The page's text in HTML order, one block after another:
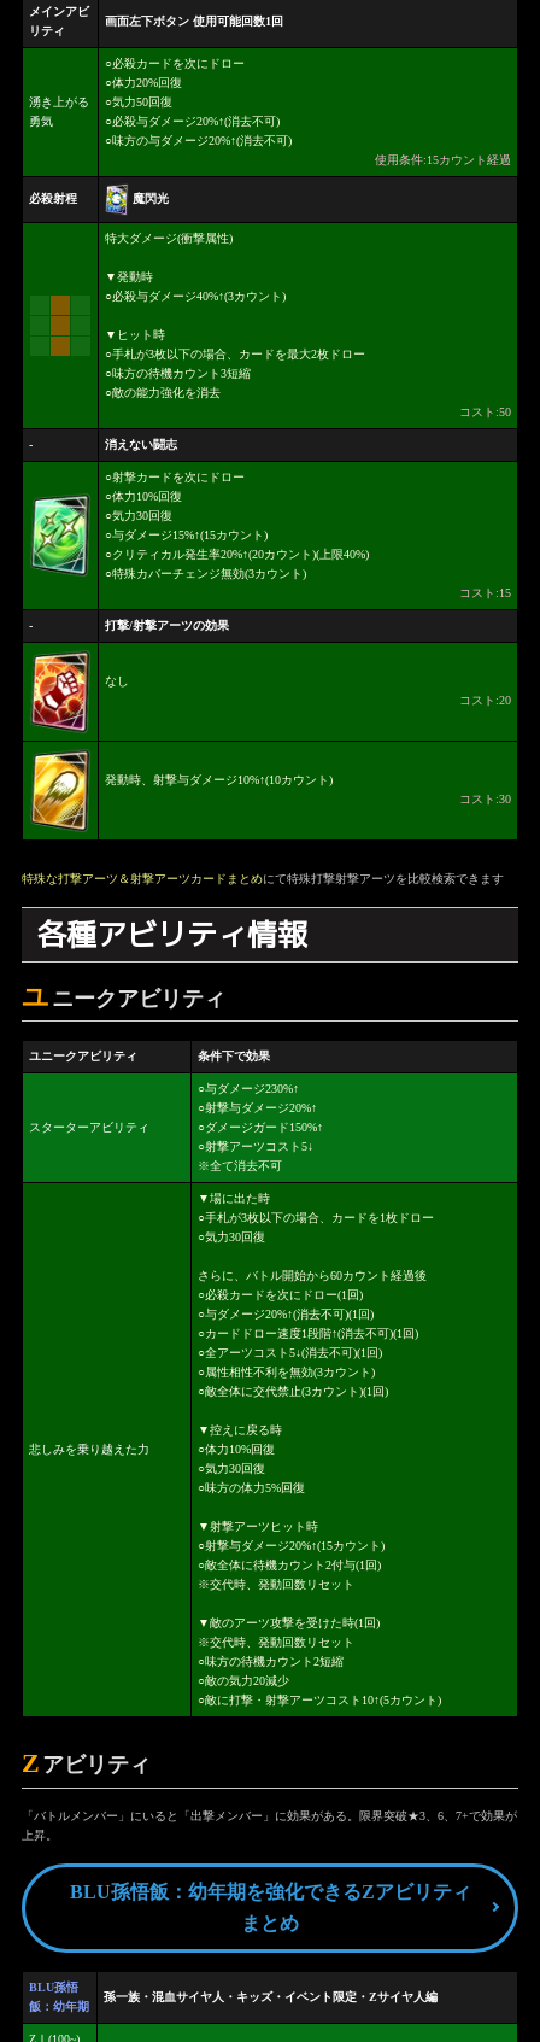
メインアビ
リティ
画面左下ボタン 使用可能回数1回
湧き上がる
勇気
○必殺カードを次にドロー
○体力20%回復
○気力50回復
○必殺与ダメージ20%↑(消去不可)
○味方の与ダメージ20%↑(消去不可)
使用条件:15カウント経過
必殺射程 魔閃光
特大ダメージ(衝撃属性)
▼発動時
○必殺与ダメージ40%↑(3カウント)
▼ヒット時
○手札が3枚以下の場合、カードを最大2枚ドロー
○味方の待機カウント3短縮
○敵の能力強化を消去
コスト:50
- 消えない闘志
○射撃カードを次にドロー
○体力10%回復
○気力30回復
○与ダメージ15%↑(15カウント)
○クリティカル発生率20%↑(20カウント)(上限40%)
○特殊カバーチェンジ無効(3カウント)
コスト:15
- 打撃/射撃アーツの効果
なし
コスト:20
発動時、射撃与ダメージ10%↑(10カウント)
コスト:30
特殊な打撃アーツ＆射撃アーツカードまとめにて特殊打撃射撃アーツを比較検索できます
各種アビリティ情報
ユ ニークアビリティ
ユニークアビリティ 条件下で効果
スターターアビリティ
○与ダメージ230%↑
○射撃与ダメージ20%↑
○ダメージガード150%↑
○射撃アーツコスト5↓
※全て消去不可
悲しみを乗り越えた力
▼場に出た時
○手札が3枚以下の場合、カードを1枚ドロー
○気力30回復
さらに、バトル開始から60カウント経過後
○必殺カードを次にドロー(1回)
○与ダメージ20%↑(消去不可)(1回)
○カードドロー速度1段階↑(消去不可)(1回)
○全アーツコスト5↓(消去不可)(1回)
○属性相性不利を無効(3カウント)
○敵全体に交代禁止(3カウント)(1回)
▼控えに戻る時
○体力10%回復
○気力30回復
○味方の体力5%回復
▼射撃アーツヒット時
○射撃与ダメージ20%↑(15カウント)
○敵全体に待機カウント2付与(1回)
※交代時、発動回数リセット
▼敵のアーツ攻撃を受けた時(1回)
※交代時、発動回数リセット
○味方の待機カウント2短縮
○敵の気力20減少
○敵に打撃・射撃アーツコスト10↑(5カウント)
Z アビリティ
「バトルメンバー」にいると「出撃メンバー」に効果がある。限界突破★3、6、7+で効果が
上昇。
BLU孫悟飯：幼年期を強化できるZアビリティ
まとめ
BLU孫悟
飯：幼年期
孫一族・混血サイヤ人・キッズ・イベント限定・Zサイヤ人編
ZⅠ(100~)